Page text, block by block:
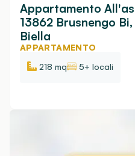
Appartamento
13862 Brusnengo
Biella
APPARTAMENTO
218 mq
5+ locali